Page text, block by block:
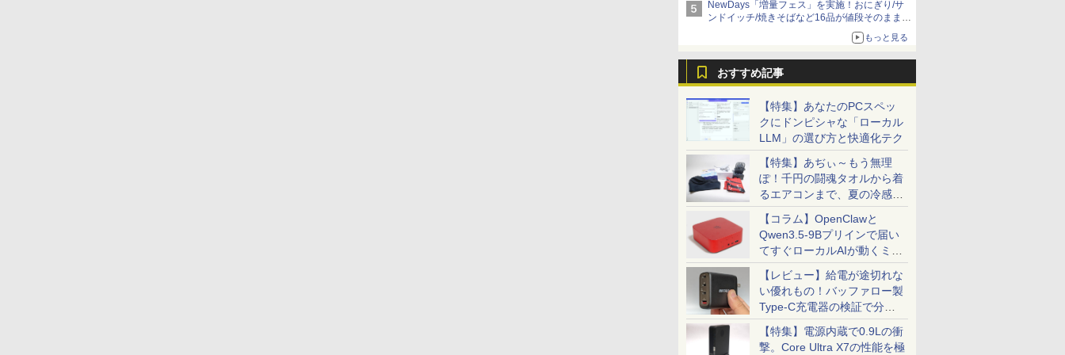
NewDays「増量フェス」を実施！おにぎり/サ
ンドイッチ/焼きそばなど16品が値段そのままで
もっと見る
おすすめ記事
【特集】あなたのPCスペッ
クにドンピシャな「ローカル
LLM」の選び方と快適化テク
【特集】あぢぃ～もう無理
ぽ！千円の闘魂タオルから着
るエアコンまで、夏の冷感グ
ッズ一挙紹介
【コラム】OpenClawと
Qwen3.5-9Bプリインで届い
てすぐローカルAIが動くミニ
PC「SER9 Pro」
【レビュー】給電が途切れな
い優れもの！バッファロー製
Type-C充電器の検証で分か
ったこと
【特集】電源内蔵で0.9Lの衝
撃。Core Ultra X7の性能を極